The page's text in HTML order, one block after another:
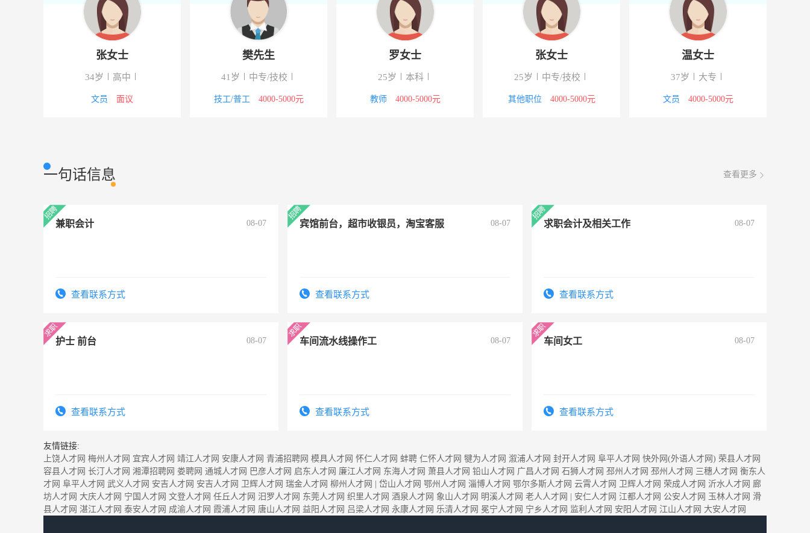
张女士
34岁
文员
樊先生
41岁 中专/技校
技工/普工 4000-5000元
罗女士
25岁
教师 4000-5000元
张女士
25岁 中专/技校
其他职位 4000-5000元
温女士
37岁
文员 4000-5000元
一句话信息 查看更多
兼职会计 08-07
查看联系方式
宾馆前台，超市收银员，淘宝客服 08-07
查看联系方式
求职会计及相关工作 08-07
查看联系方式
护士 前台 08-07
查看联系方式
车间流水线操作工 08-07
查看联系方式
车间女工 08-07
查看联系方式
友情链接:
上饶人才网 梅州人才网 宜宾人才网 靖江人才网 安康人才网 青浦招聘网 模具人才网 怀仁人才网 蚌聘 仁怀人才网 犍为人才网 溆浦人才网 封开人才网 阜平人才网 快外网(外语人才网) 荣县人才网
容县人才网 长汀人才网 湘潭招聘网 娄聘网 通城人才网 巴彦人才网 启东人才网 廉江人才网 东海人才网 萧县人才网 铅山人才网 广昌人才网 石狮人才网 邳州人才网 邳州人才网 三穗人才网 衡东人
才网 阜平人才网 武义人才网 安吉人才网 安吉人才网 卫辉人才网 瑞金人才网 柳州人才网 岱山人才网 鄂州人才网 淄博人才网 鄂尔多斯人才网 云霄人才网 卫辉人才网 荣成人才网 沂水人才网 廊
坊人才网 大庆人才网 宁国人才网 文登人才网 任丘人才网 汨罗人才网 东莞人才网 织里人才网 酒泉人才网 象山人才网 明溪人才网 老人人才网 安仁人才网 江都人才网 公安人才网 玉林人才网 滑
县人才网 湛江人才网 泰安人才网 成渝人才网 霞浦人才网 唐山人才网 益阳人才网 吕梁人才网 永康人才网 乐清人才网 冕宁人才网 宁乡人才网 监利人才网 安阳人才网 江山人才网 大安人才网